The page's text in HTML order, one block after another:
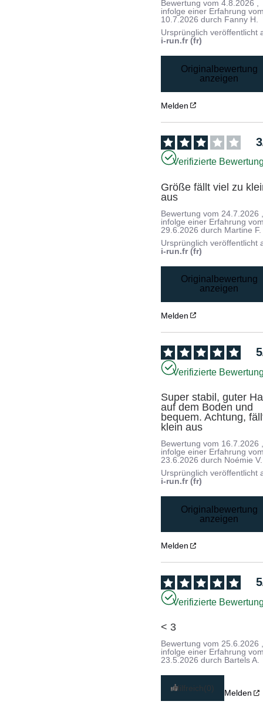
Bewertung vom4.8.2026 ,
infolge einer Erfahrung
10.7.2026 durch Fanny H.
Ursprünglich veröffentlicht
i-run.fr (fr)
Originalbewertung
anzeigen
Melden
3
Verifizierte
Größe fällt viel zu
aus
Bewertung vom 24.7.2026
infolge einer Erfahrung
29.6.2026 durch Martine F.
Ursprünglich veröffentlicht
i-run.fr (fr)
Originalbewertung
anzeigen
Melden
5
Verifizierte
Super stabil, guter
auf dem Boden und
bequem. Achtung,
klein aus
Bewertung vom 16.7.2026
infolge einer Erfahrung
23.6.2026 durch Noémie V.
Ursprünglich veröffentlicht
i-run.fr (fr)
Originalbewertung
anzeigen
Melden
5
Verifizierte
< 3
Bewertung vom25.6.2026
infolge einer Erfahrung
23.5.2026 durch Bartels A.
Hilfreich(0) Melden